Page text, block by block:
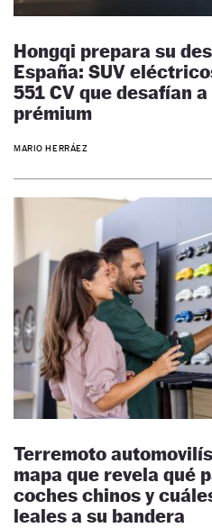
Hongqi prepara su
España: SUV
551 CV que desafían
prémium
MARIO HERRÁEZ
Terremoto
mapa que revela qué
coches chinos y
leales a su bandera